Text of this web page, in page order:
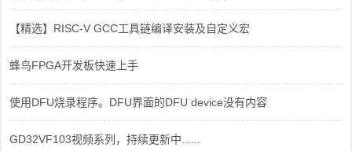
【精选】RISC-V GCC工具链编译安装及自定义宏
蜂鸟FPGA开发板快速上手
使用DFU烧录程序。DFU界面的DFU device没有内容
GD32VF103视频系列，持续更新中......